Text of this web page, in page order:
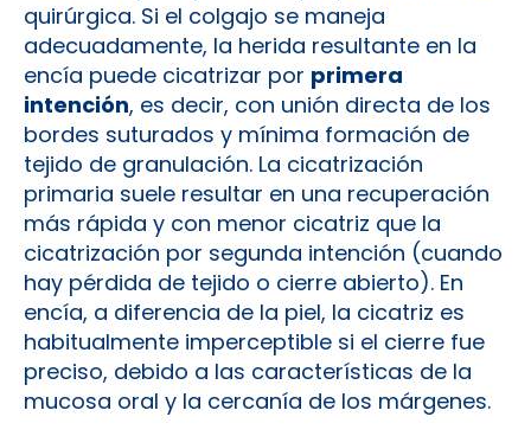
quirúrgica. Si el colgajo se maneja
adecuadamente, la herida resultante en la
encía puede cicatrizar por primera
intención, es decir, con unión directa de los
bordes suturados y mínima formación de
tejido de granulación. La cicatrización
primaria suele resultar en una recuperación
más rápida y con menor cicatriz que la
cicatrización por segunda intención (cuando
hay pérdida de tejido o cierre abierto). En
encía, a diferencia de la piel, la cicatriz es
habitualmente imperceptible si el cierre fue
preciso, debido a las características de la
mucosa oral y la cercanía de los márgenes.